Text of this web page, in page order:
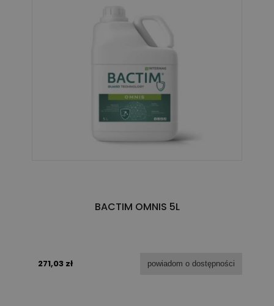
BACTIM OMNIS 5L
271,03 zł powiadom o dostępności